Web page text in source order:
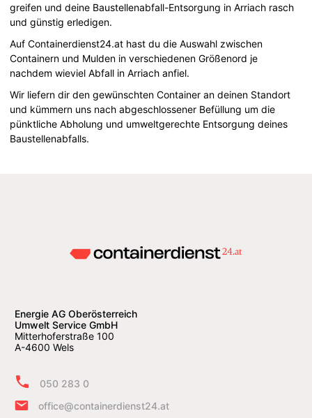
greifen und deine Baustellenabfall-Entsorgung in Arriach rasch
und günstig erledigen.
Auf Containerdienst24.at hast du die Auswahl zwischen
Containern und Mulden in verschiedenen Größenord je
nachdem wieviel Abfall in Arriach anfiel.
Wir liefern dir den gewünschten Container an deinen Standort
und kümmern uns nach abgeschlossener Befüllung um die
pünktliche Abholung und umweltgerechte Entsorgung deines
Baustellenabfalls.
Energie AG Oberösterreich
Umwelt Service GmbH
Mitterhoferstraße 100
A-4600 Wels
050 283 0
office@containerdienst24.at